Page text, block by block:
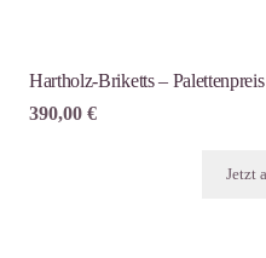
Hartholz-Briketts – Palettenpreis
390,00 €
Jetzt